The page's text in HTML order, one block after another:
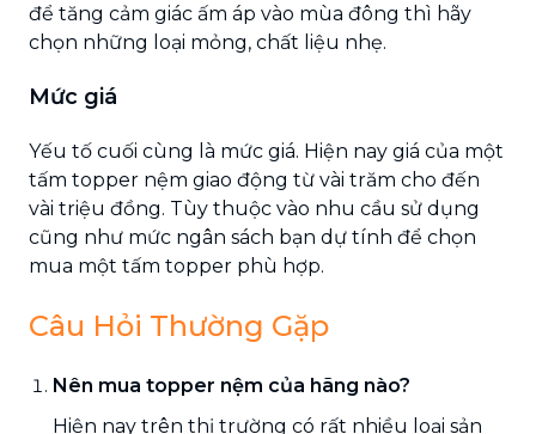
để tăng cảm giác ấm áp vào mùa đông thì hãy
chọn những loại mỏng, chất liệu nhẹ.
Mức giá
Yếu tố cuối cùng là mức giá. Hiện nay giá của một
tấm topper nệm giao động từ vài trăm cho đến
vài triệu đồng. Tùy thuộc vào nhu cầu sử dụng
cũng như mức ngân sách bạn dự tính để chọn
mua một tấm topper phù hợp.
Câu Hỏi Thường Gặp
Nên mua topper nệm của hãng nào?
Hiện nay trên thị trường có rất nhiều loại sản